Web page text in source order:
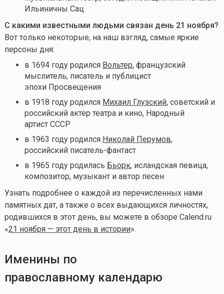
Ильиничны Сац
С какими известными людьми связан день 21 ноября?
Вот только некоторые, на наш взгляд, самые яркие
персоны дня:
в 1694 году родился Вольтер, французский
мыслитель, писатель и публицист
эпохи Просвещения
в 1918 году родился Михаил Глузский, советский и
российский актер театра и кино, Народный
артист СССР
в 1963 году родился Николай Перумов,
российский писатель-фантаст
в 1965 году родилась Бьорк, исландская певица,
композитор, музыкант и автор песен
Узнать подробнее о каждой из перечисленных нами
памятных дат, а также о всех выдающихся личностях,
родившихся в этот день, вы можете в обзоре Calend.ru
«21 ноября — этот день в истории».
Именины по
православному календарю